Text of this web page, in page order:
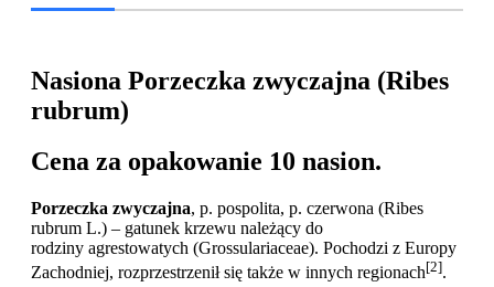
Nasiona Porzeczka zwyczajna (Ribes
rubrum)
Cena za opakowanie 10 nasion.
Porzeczka zwyczajna, p. pospolita, p. czerwona (Ribes
rubrum L.) – gatunek krzewu należący do
rodziny agrestowatych (Grossulariaceae). Pochodzi z Europy
Zachodniej, rozprzestrzenił się także w innych regionach[2].